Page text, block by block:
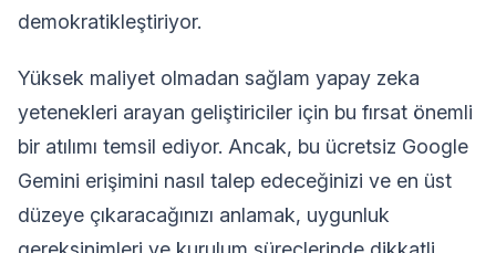
demokratikleştiriyor.
Yüksek maliyet olmadan sağlam yapay zeka
yetenekleri arayan geliştiriciler için bu fırsat önemli
bir atılımı temsil ediyor. Ancak, bu ücretsiz Google
Gemini erişimini nasıl talep edeceğinizi ve en üst
düzeye çıkaracağınızı anlamak, uygunluk